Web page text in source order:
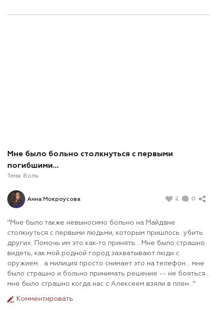
город. Как только появится такая возможность. До этого с
Мне было больно столкнуться с первыми
погибшими...
Тема: Боль
Анна Мокроусова 2 0
"Мне было также невыносимо больно на Майдане
столкнуться с первыми людьми, которым пришлось убить
других. Помочь им это как-то принять... Мне было страшно
видеть, как мой родной город захватывают люди с
оружием... а милиция просто снимает это на телефон... мне
было страшно и больно принимать решение -- не бояться...
мне было страшно когда нас с Алексеем взяли в плен..."
Комментировать